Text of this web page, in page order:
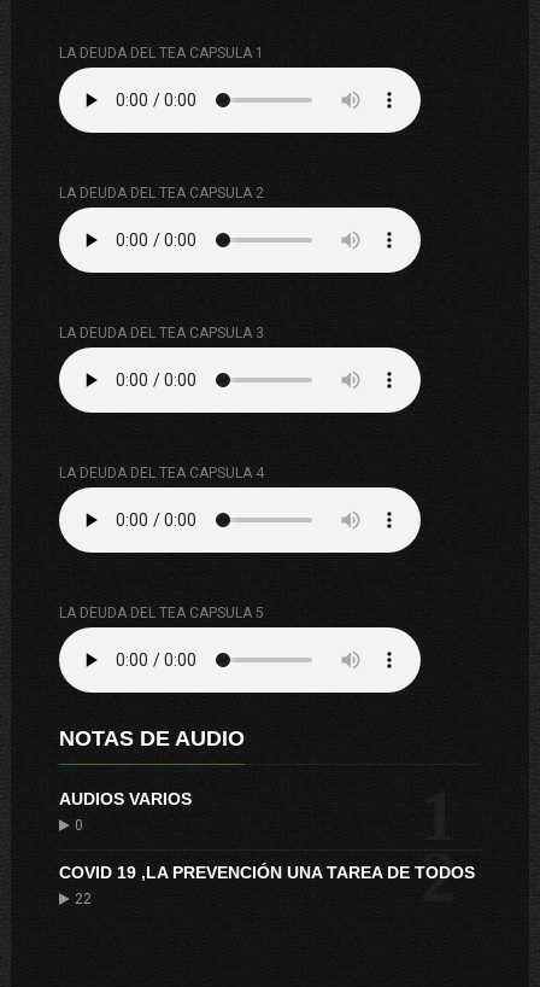
LA DEUDA DEL TEA CAPSULA 1
LA DEUDA DEL TEA CAPSULA 2
LA DEUDA DEL TEA CAPSULA 3
LA DEUDA DEL TEA CAPSULA 4
LA DEUDA DEL TEA CAPSULA 5
NOTAS DE AUDIO
1
AUDIOS VARIOS
0
2
COVID 19 ,LA PREVENCIÓN UNA TAREA DE TODOS
22